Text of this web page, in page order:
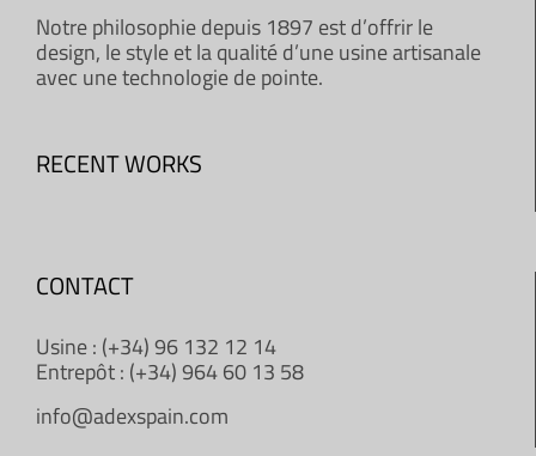
Notre philosophie depuis 1897 est d’offrir le
design, le style et la qualité d’une usine artisanale
avec une technologie de pointe.
RECENT WORKS
CONTACT
Usine : (+34) 96 132 12 14
Entrepôt : (+34) 964 60 13 58
info@adexspain.com